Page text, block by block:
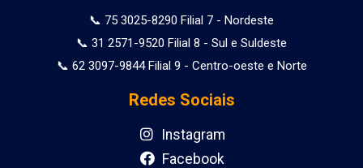
📞 75 3025-8290 Filial 7 - Nordeste
📞 31 2571-9520 Filial 8 - Sul e Suldeste
📞 62 3097-9844 Filial 9 - Centro-oeste e Norte
Redes Sociais
Instagram
Facebook